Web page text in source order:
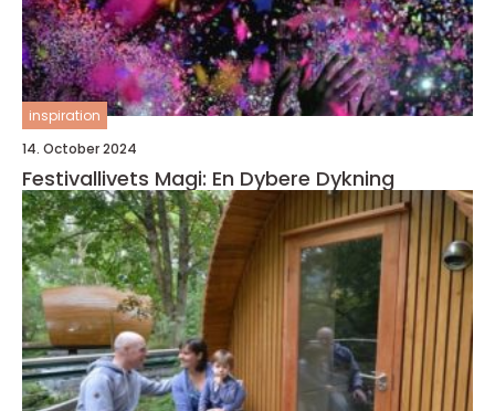
inspiration
14. October 2024
Festivallivets Magi: En Dybere Dykning